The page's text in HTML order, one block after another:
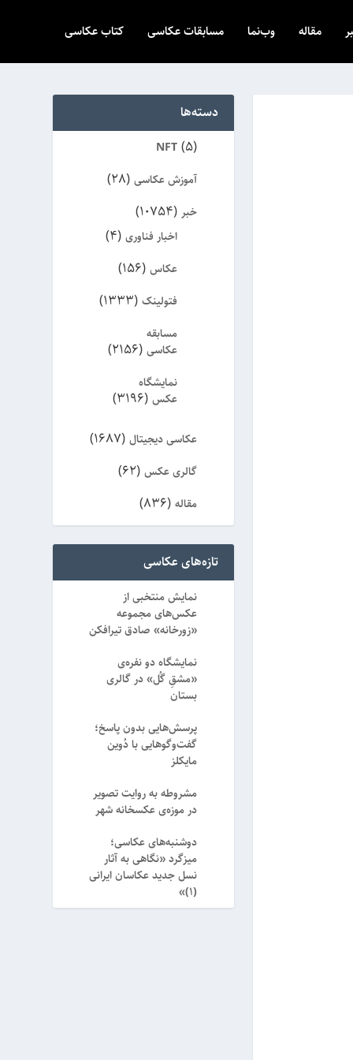
مقاله وب‌نما مسابقات عکاسی کتاب عکاسی
دسته‌ها
NFT (5)
آموزش عکاسی(28)
خبر (10754)
اخبار فناوری(4)
عکاس(156)
فتولینک(1333)
مسابقه
عکاسی(2156)
نمایشگاه
عکس(3196)
عکاسی دیجیتال(1687)
گالری عکس(62)
مقاله(836)
تازه‌های عکاسی
نمایش منتخبی از
عکس‌های مجموعه
«زورخانه» صادق تیرافکن
نمایشگاه دو نفره‌ی
«مشقِ گُل» در گالری
بستان
پرسش‌هایی بدون پاسخ؛
گفت‌وگوهایی با دُوین
مایکلز
مشروطه به روایت تصویر
در موزه‌ی عکسخانه شهر
دوشنبه‌های عکاسی؛
میزگرد «نگاهی به آثار
نسل جدید عکاسان ایرانی
(۱)»